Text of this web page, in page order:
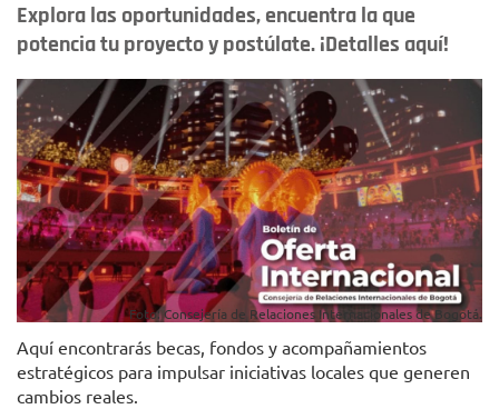
Explora las oportunidades, encuentra la que
potencia tu proyecto y postúlate. ¡Detalles aquí!
Foto: Consejería de Relaciones Internacionales de Bogotá.
Aquí encontrarás becas, fondos y acompañamientos
estratégicos para impulsar iniciativas locales que generen
cambios reales.